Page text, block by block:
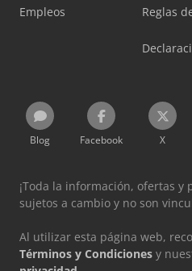
Empleos Reglas
Blog Facebook X
¡Toda la información, ofertas y
sujetos a cambio y no son
Al utilizar esta página web,
Términos y Condiciones y